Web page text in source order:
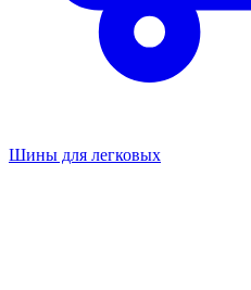
Шины для легковых